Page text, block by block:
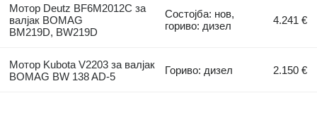
Мотор Deutz BF6M2012C за
валјак BOMAG
BM219D, BW219D
Состојба: нов,
гориво: дизел
4.241 €
Мотор Kubota V2203 за валјак
BOMAG BW 138 AD-5
Гориво: дизел 2.150 €